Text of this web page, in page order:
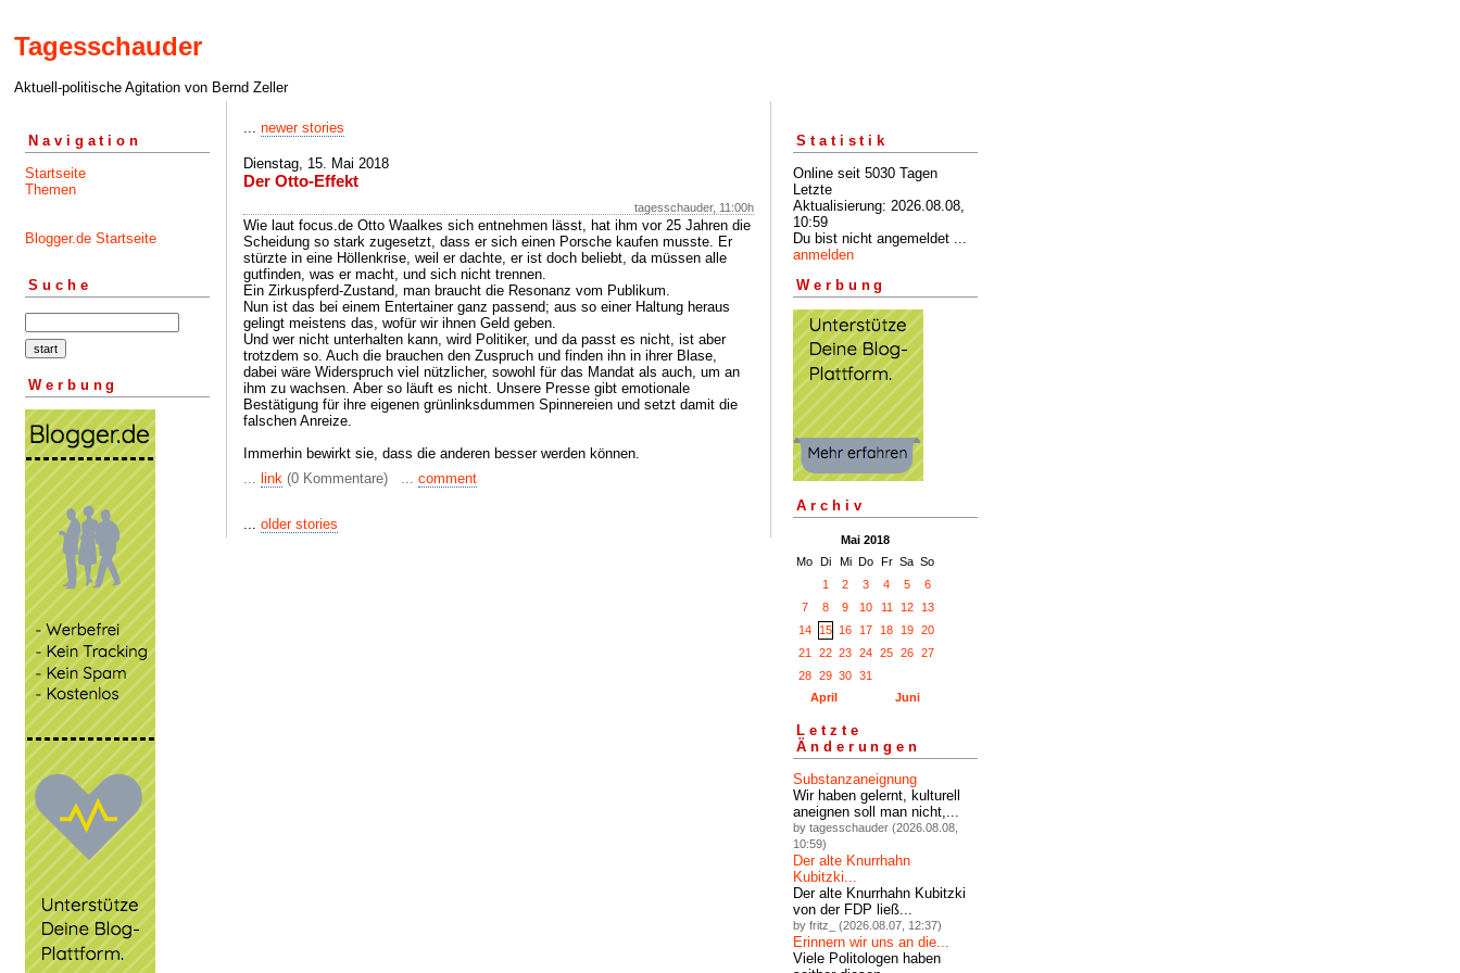
Tagesschauder
Aktuell-politische Agitation von Bernd Zeller
Navigation
Startseite
Themen
Blogger.de Startseite
Suche
Werbung
... newer stories
Dienstag, 15. Mai 2018
Der Otto-Effekt
tagesschauder, 11:00h
Wie laut focus.de Otto Waalkes sich entnehmen lässt, hat ihm vor 25 Jahren die
Scheidung so stark zugesetzt, dass er sich einen Porsche kaufen musste. Er
stürzte in eine Höllenkrise, weil er dachte, er ist doch beliebt, da müssen alle
gutfinden, was er macht, und sich nicht trennen.
Ein Zirkuspferd-Zustand, man braucht die Resonanz vom Publikum.
Nun ist das bei einem Entertainer ganz passend; aus so einer Haltung heraus
gelingt meistens das, wofür wir ihnen Geld geben.
Und wer nicht unterhalten kann, wird Politiker, und da passt es nicht, ist aber
trotzdem so. Auch die brauchen den Zuspruch und finden ihn in ihrer Blase,
dabei wäre Widerspruch viel nützlicher, sowohl für das Mandat als auch, um an
ihm zu wachsen. Aber so läuft es nicht. Unsere Presse gibt emotionale
Bestätigung für ihre eigenen grünlinksdummen Spinnereien und setzt damit die
falschen Anreize.
Immerhin bewirkt sie, dass die anderen besser werden können.
... link (0 Kommentare) ... comment
... older stories
Statistik
Online seit 5030 Tagen
Letzte
Aktualisierung: 2026.08.08,
10:59
Du bist nicht angemeldet ...
anmelden
Werbung
Archiv
Mai 2018
Mo Di Mi Do Fr Sa So
1
2 3 4 5
6
7
8 9 10 11 12
13
14
15 16 17 18 19
20
21
22 23 24 25 26
27
28
29 30 31
April
Juni
Letzte
Änderungen
Substanzaneignung
Wir haben gelernt, kulturell
aneignen soll man nicht,...
by tagesschauder (2026.08.08,
10:59)
Der alte Knurrhahn
Kubitzki...
Der alte Knurrhahn Kubitzki
von der FDP ließ...
by fritz_ (2026.08.07, 12:37)
Erinnern wir uns an die...
Viele Politologen haben